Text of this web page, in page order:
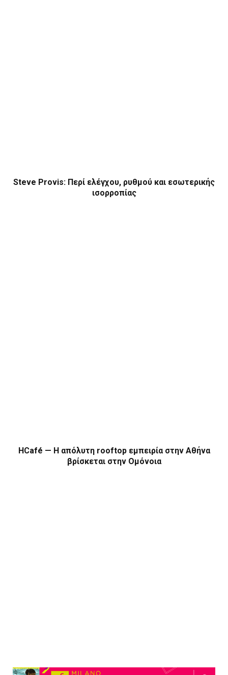
Steve Provis: Περί ελέγχου, ρυθμού και εσωτερικής
ισορροπίας
HCafé — Η απόλυτη rooftop εμπειρία στην Αθήνα
βρίσκεται στην Ομόνοια